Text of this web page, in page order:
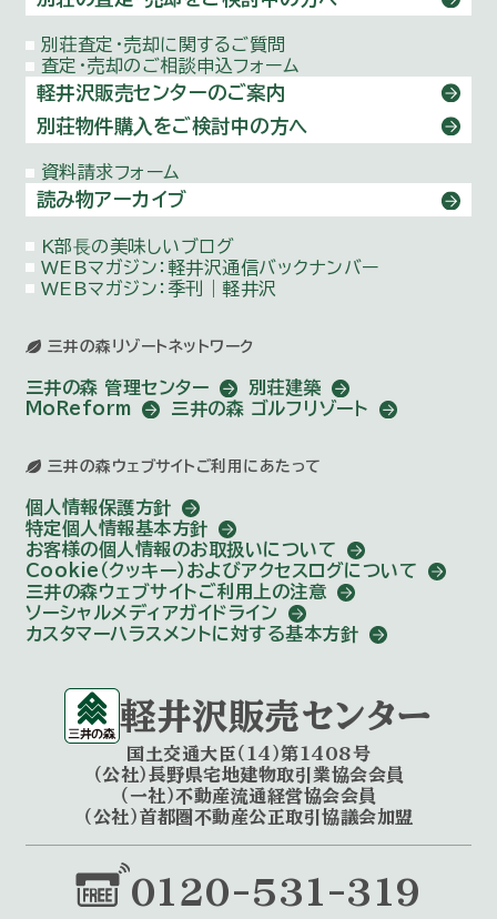
別荘査定・売却に関するご質問
査定・売却のご相談申込フォーム
軽井沢販売センターのご案内
別荘物件購⼊をご検討中の方へ
資料請求フォーム
読み物アーカイブ
K部⻑の美味しいブログ
WEBマガジン： 軽井沢通信バックナンバー
WEBマガジン：季刊｜軽井沢
三井の森リゾートネットワーク
三井の森 管理センター
別荘建築
MoReform
三井の森 ゴルフリゾート
三井の森ウェブサイトご利用にあたって
個人情報保護方針
特定個人情報基本方針
お客様の個人情報のお取扱いについて
Cookie（クッキー）およびアクセスログについて
三井の森ウェブサイトご利用上の注意
ソーシャルメディアガイドライン
カスタマーハラスメントに対する基本方針
軽井沢販売センター
国土交通大臣（14）第1408号
（公社）長野県宅地建物取引業協会会員
（一社）不動産流通経営協会会員
（公社）首都圏不動産公正取引協議会加盟
0120-531-319